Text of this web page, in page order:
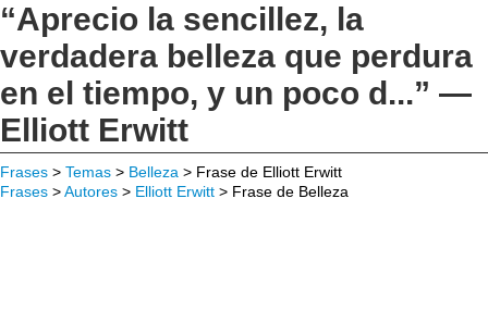
“Aprecio la sencillez, la
verdadera belleza que perdura
en el tiempo, y un poco d...” —
Elliott Erwitt
Frases > Temas > Belleza > Frase de Elliott Erwitt
Frases >Autores > Elliott Erwitt > Frase de Belleza